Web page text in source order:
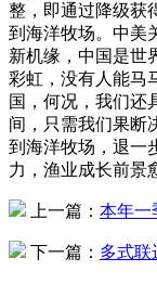
整，即通过降级获
到海洋牧场。中美
新机缘，中国是世
彩虹，没有人能马
国，何况，我们还
间，只需我们果断
到海洋牧场，退一
力，渔业成长前景
上一篇： 本年一
下一篇： 多式联